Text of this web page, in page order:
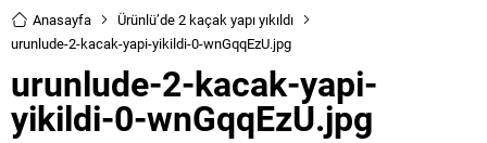
Anasayfa
Ürünlü’de 2 kaçak yapı yıkıldı
urunlude-2-kacak-yapi-yikildi-0-wnGqqEzU.jpg
urunlude-2-kacak-yapi-
yikildi-0-wnGqqEzU.jpg